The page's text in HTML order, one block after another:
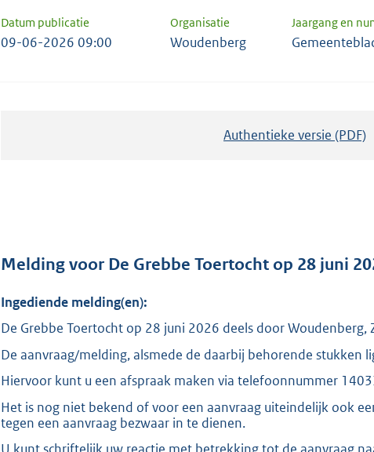
Datum publicatie Organisatie Jaargang en
09-06-2026 09:00 Woudenberg
Authentieke versie (PDF)
d
o
o
t
t
Melding voor De Grebbe Toertocht op 28 juni
Ingediende melding(en):
De Grebbe Toertocht op 28 juni 2026 deels door Woudenberg,
De aanvraag/melding, alsmede de daarbij behorende stukken
Hiervoor kunt u een afspraak maken via telefoonnummer
Het is nog niet bekend of voor een aanvraag uiteindelijk ook
tegen een aanvraag bezwaar in te dienen.